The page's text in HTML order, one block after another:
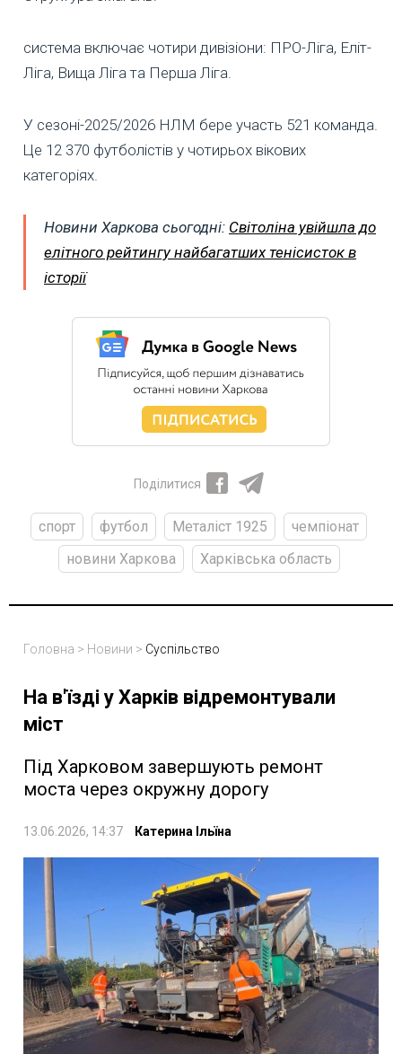
система включає чотири дивізіони: ПРО-Ліга, Еліт-
Ліга, Вища Ліга та Перша Ліга.
У сезоні-2025/2026 НЛМ бере участь 521 команда.
Це 12 370 футболістів у чотирьох вікових
категоріях.
Новини Харкова сьогодні: Світоліна увійшла до
елітного рейтингу найбагатших тенісисток в
історії
Поділитися
спорт футбол Металіст 1925
чемпіонат
новини Харкова
Харківська область
Головна > Новини > Суспільство
На в'їзді у Харків відремонтували
міст
Під Харковом завершують ремонт
моста через окружну дорогу
13.06.2026, 14:37 Катерина Ільїна